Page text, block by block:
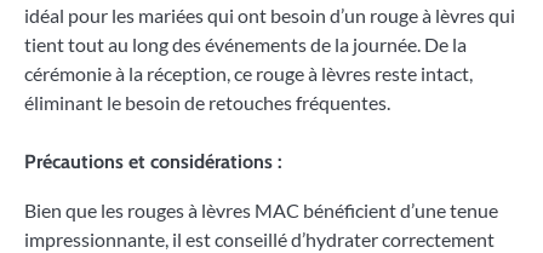
idéal pour les mariées qui ont besoin d’un rouge à lèvres qui
tient tout au long des événements de la journée. De la
cérémonie à la réception, ce rouge à lèvres reste intact,
éliminant le besoin de retouches fréquentes.
Précautions et considérations :
Bien que les rouges à lèvres MAC bénéficient d’une tenue
impressionnante, il est conseillé d’hydrater correctement